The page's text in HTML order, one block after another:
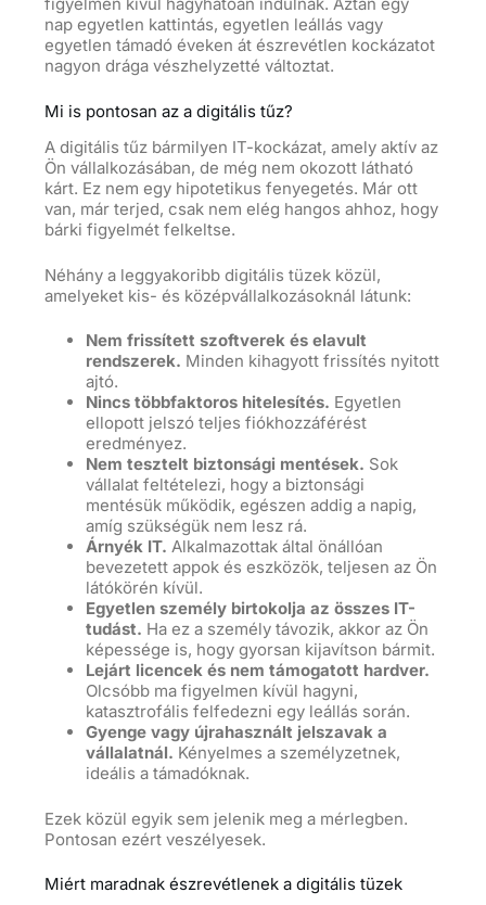
nap egyetlen kattintás, egyetlen leállás vagy
egyetlen támadó éveken át észrevétlen kockázatot
nagyon drága vészhelyzetté változtat.
Mi is pontosan az a digitális tűz?
A digitális tűz bármilyen IT-kockázat, amely aktív az
Ön vállalkozásában, de még nem okozott látható
kárt. Ez nem egy hipotetikus fenyegetés. Már ott
van, már terjed, csak nem elég hangos ahhoz, hogy
bárki figyelmét felkeltse.
Néhány a leggyakoribb digitális tüzek közül,
amelyeket kis- és középvállalkozásoknál látunk:
Nem frissített szoftverek és elavult
rendszerek. Minden kihagyott frissítés nyitott
ajtó.
Nincs többfaktoros hitelesítés. Egyetlen
ellopott jelszó teljes fiókhozzáférést
eredményez.
Nem tesztelt biztonsági mentések. Sok
vállalat feltételezi, hogy a biztonsági
mentésük működik, egészen addig a napig,
amíg szükségük nem lesz rá.
Árnyék IT. Alkalmazottak által önállóan
bevezetett appok és eszközök, teljesen az Ön
látókörén kívül.
Egyetlen személy birtokolja az összes IT-
tudást. Ha ez a személy távozik, akkor az Ön
képessége is, hogy gyorsan kijavítson bármit.
Lejárt licencek és nem támogatott hardver.
Olcsóbb ma figyelmen kívül hagyni,
katasztrofális felfedezni egy leállás során.
Gyenge vagy újrahasznált jelszavak a
vállalatnál. Kényelmes a személyzetnek,
ideális a támadóknak.
Ezek közül egyik sem jelenik meg a mérlegben.
Pontosan ezért veszélyesek.
Miért maradnak észrevétlenek a digitális tüzek